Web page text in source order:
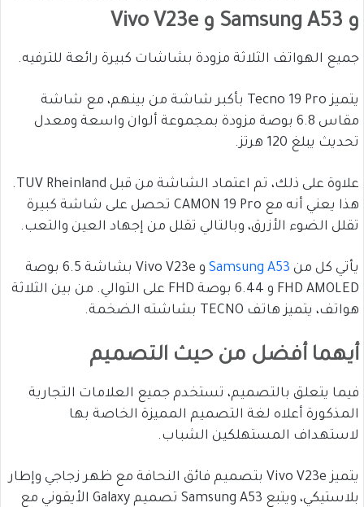
و Samsung A53 و Vivo V23e
جميع الهواتف الثلاثة مزودة بشاشات كبيرة رائعة للترفيه.
يتميز Tecno 19 Pro بأكبر شاشة من بينهم، مع شاشة
مقاس 6.8 بوصة مزودة بمجموعة ألوان واسعة ومعدل
تحديث يبلغ 120 هرتز.
علاوة على ذلك، تم اعتماد الشاشة من قبل TUV Rheinland.
هذا يعني أنه مع CAMON 19 Pro تحصل على شاشة كبيرة
تقلل الضوء الأزرق، وبالتالي تقلل من إجهاد العين والتعب.
يأتي كل من Samsung A53
و Vivo V23e بشاشة 6.5 بوصة
FHD AMOLED و 6.44 بوصة FHD على التوالي. من بين الثلاثة
هواتف، يتميز هاتف TECNO بشاشته الضخمة.
أيهما أفضل من حيث التصميم
فيما يتعلق بالتصميم، تستخدم جميع العلامات التجارية
المذكورة أعلاه لغة التصميم المميزة الخاصة بها
لاستهداف المستهلكين الشباب.
يتميز Vivo V23e بتصميم فائق النحافة مع ظهر زجاجي وإطار
بلاستيكي، ويتبع Samsung A53 تصميم Galaxy الأيقوني مع